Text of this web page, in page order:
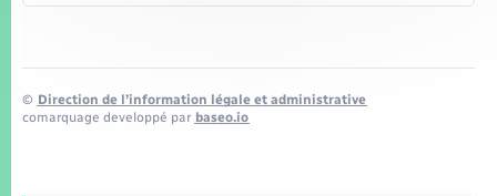
© Direction de l’information légale et administrative
comarquage developpé par baseo.io